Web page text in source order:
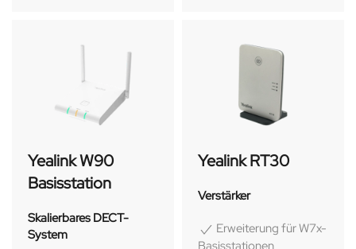
Yealink W90
Basisstation
Skalierbares DECT-
System
Yealink RT30
Verstärker
Erweiterung für W7x-
Basisstationen